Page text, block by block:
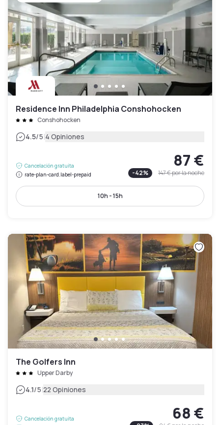
Residence Inn Philadelphia Conshohocken
Conshohocken
4.5/5|4 Opiniones
Cancelación gratuita
rate-plan-card.label-prepaid
87 €
-42% 147 €por la noche
10h - 15h
The Golfers Inn
Upper Darby
4.1/5|22 Opiniones
Cancelación gratuita
68 €